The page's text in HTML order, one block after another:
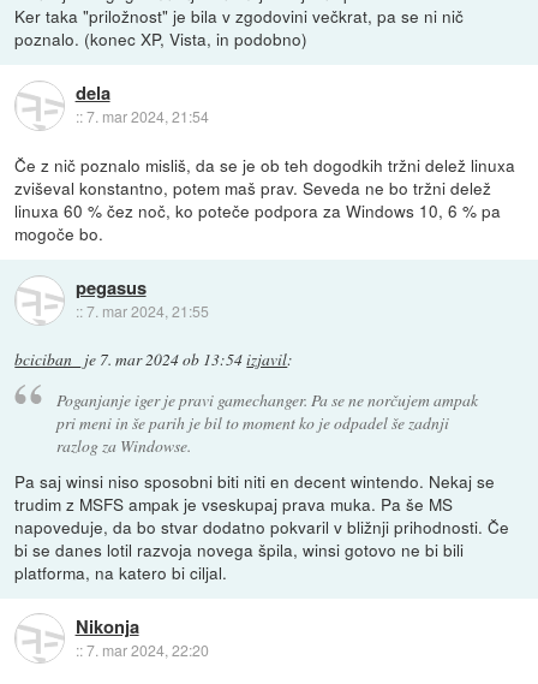
Ker taka "priložnost" je bila v zgodovini večkrat, pa se ni nič
poznalo. (konec XP, Vista, in podobno)
dela
::7. mar 2024, 21:54
Če z nič poznalo misliš, da se je ob teh dogodkih tržni delež linuxa
zviševal konstantno, potem maš prav. Seveda ne bo tržni delež
linuxa 60 % čez noč, ko poteče podpora za Windows 10, 6 % pa
mogoče bo.
pegasus
::7. mar 2024, 21:55
bciciban_ je 7. mar 2024 ob 13:54izjavil:
Poganjanje iger je pravi gamechanger. Pa se ne norčujem ampak
pri meni in še parih je bil to moment ko je odpadel še zadnji
razlog za Windowse.
Pa saj winsi niso sposobni biti niti en decent wintendo. Nekaj se
trudim z MSFS ampak je vseskupaj prava muka. Pa še MS
napoveduje, da bo stvar dodatno pokvaril v bližnji prihodnosti. Če
bi se danes lotil razvoja novega špila, winsi gotovo ne bi bili
platforma, na katero bi ciljal.
Nikonja
::7. mar 2024, 22:20